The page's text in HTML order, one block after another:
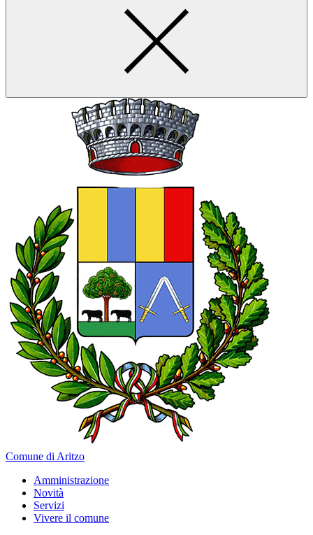
Comune di Aritzo
Amministrazione
Novità
Servizi
Vivere il comune